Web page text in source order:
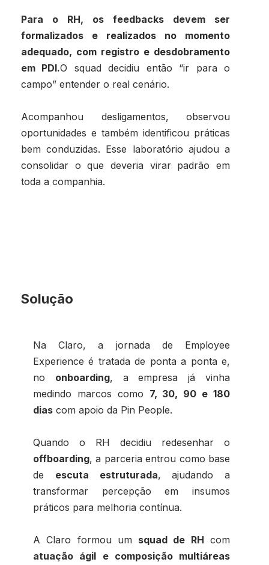
Para o RH, os feedbacks devem ser
formalizados e realizados no momento
adequado, com registro e desdobramento
em PDI.O squad decidiu então “ir para o
campo” entender o real cenário.
Acompanhou desligamentos, observou
oportunidades e também identificou práticas
bem conduzidas. Esse laboratório ajudou a
consolidar o que deveria virar padrão em
toda a companhia.
Solução
Na Claro, a jornada de Employee
Experience é tratada de ponta a ponta e,
no onboarding, a empresa já vinha
medindo marcos como 7, 30, 90 e 180
dias com apoio da Pin People.
Quando o RH decidiu redesenhar o
offboarding, a parceria entrou como base
de escuta estruturada, ajudando a
transformar percepção em insumos
práticos para melhoria contínua.
A Claro formou um squad de RH com
atuação ágil e composição multiáreas